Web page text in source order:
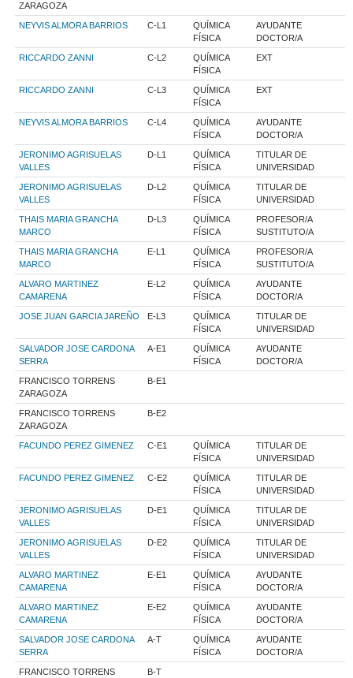
ZARAGOZA
NEYVIS ALMORA BARRIOS C-L1
QUÍMICA
FÍSICA
AYUDANTE
DOCTOR/A
RICCARDO ZANNI C-L2
QUÍMICA
FÍSICA
EXT
RICCARDO ZANNI C-L3
QUÍMICA
FÍSICA
EXT
NEYVIS ALMORA BARRIOS C-L4
QUÍMICA
FÍSICA
AYUDANTE
DOCTOR/A
JERONIMO AGRISUELAS
VALLES
D-L1
QUÍMICA
FÍSICA
TITULAR DE
UNIVERSIDAD
JERONIMO AGRISUELAS
VALLES
D-L2
QUÍMICA
FÍSICA
TITULAR DE
UNIVERSIDAD
THAIS MARIA GRANCHA
MARCO
D-L3
QUÍMICA
FÍSICA
PROFESOR/A
SUSTITUTO/A
THAIS MARIA GRANCHA
MARCO
E-L1
QUÍMICA
FÍSICA
PROFESOR/A
SUSTITUTO/A
ALVARO MARTINEZ
CAMARENA
E-L2
QUÍMICA
FÍSICA
AYUDANTE
DOCTOR/A
JOSE JUAN GARCIA JAREÑO E-L3
QUÍMICA
FÍSICA
TITULAR DE
UNIVERSIDAD
SALVADOR JOSE CARDONA
SERRA
A-E1
QUÍMICA
FÍSICA
AYUDANTE
DOCTOR/A
FRANCISCO TORRENS
ZARAGOZA
B-E1
FRANCISCO TORRENS
ZARAGOZA
B-E2
FACUNDO PEREZ GIMENEZ C-E1
QUÍMICA
FÍSICA
TITULAR DE
UNIVERSIDAD
FACUNDO PEREZ GIMENEZ C-E2
QUÍMICA
FÍSICA
TITULAR DE
UNIVERSIDAD
JERONIMO AGRISUELAS
VALLES
D-E1
QUÍMICA
FÍSICA
TITULAR DE
UNIVERSIDAD
JERONIMO AGRISUELAS
VALLES
D-E2
QUÍMICA
FÍSICA
TITULAR DE
UNIVERSIDAD
ALVARO MARTINEZ
CAMARENA
E-E1
QUÍMICA
FÍSICA
AYUDANTE
DOCTOR/A
ALVARO MARTINEZ
CAMARENA
E-E2
QUÍMICA
FÍSICA
AYUDANTE
DOCTOR/A
SALVADOR JOSE CARDONA
SERRA
A-T
QUÍMICA
FÍSICA
AYUDANTE
DOCTOR/A
FRANCISCO TORRENS
B-T